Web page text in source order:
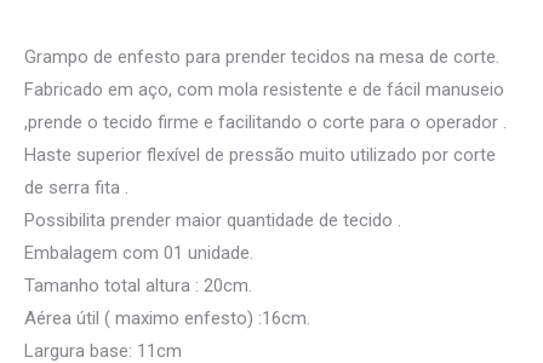
Grampo de enfesto para prender tecidos na mesa de corte.
Fabricado em aço, com mola resistente e de fácil manuseio
,prende o tecido firme e facilitando o corte para o operador .
Haste superior flexível de pressão muito utilizado por corte
de serra fita .
Possibilita prender maior quantidade de tecido .
Embalagem com 01 unidade.
Tamanho total altura : 20cm.
Aérea útil ( maximo enfesto) :16cm.
Largura base: 11cm